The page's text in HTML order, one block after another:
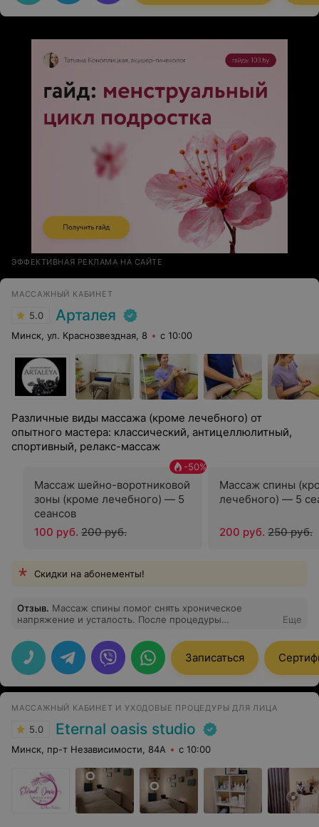
ЭФФЕКТИВНАЯ РЕКЛАМА НА САЙТЕ
МАССАЖНЫЙ КАБИНЕТ
5.0 Арталея
Минск, ул. Краснозвездная, 8 с 10:00
Различные виды массажа (кроме лечебного) от
опытного мастера: классический, антицеллюлитный,
спортивный, релакс-массаж
Массаж шейно-воротниковой
зоны (кроме лечебного) — 5
сеансов
-50%
100 руб. 200 руб.
Массаж спины
лечебного) — 5
200 руб. 250 руб.
Скидки на абонементы!
Отзыв. Массаж спины помог снять хроническое
напряжение и усталость. После процедуры
что мастер работает осознанно и с вниманием к телу.
Еще
Записаться
МАССАЖНЫЙ КАБИНЕТ И УХОДОВЫЕ ПРОЦЕДУРЫ ДЛЯ ЛИЦА
5.0 Eternal oasis studio
Минск, пр-т Независимости, 84А с 10:00